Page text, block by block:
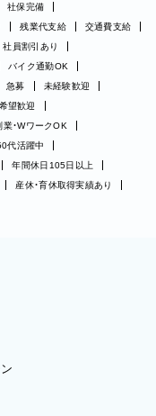
社保完備
残業代支給
交通費支給
社員割引あり
バイク通勤OK
急募
未経験歓迎
望歓迎
業・WワークOK
代活躍中
年間休日105日以上
産休・育休取得実績あり